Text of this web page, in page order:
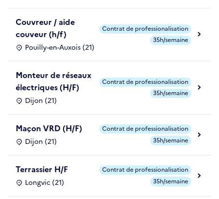
Couvreur / aide
couveur (h/f)
Pouilly-en-Auxois (21)
Contrat de professionalisation
35h/semaine
Monteur de réseaux
électriques (H/F)
Dijon (21)
Contrat de professionalisation
35h/semaine
Maçon VRD (H/F)
Dijon (21)
Contrat de professionalisation
35h/semaine
Terrassier H/F
Longvic (21)
Contrat de professionalisation
35h/semaine